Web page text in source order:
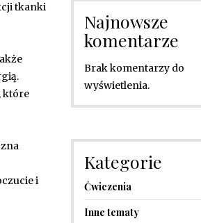
tkanki
które
i
Najnowsze
komentarze
Brak komentarzy do
wyświetlenia.
Kategorie
Ćwiczenia
Inne tematy